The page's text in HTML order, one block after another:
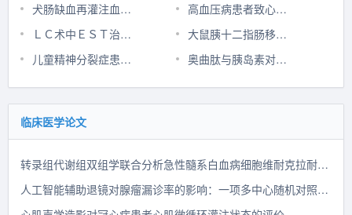
犬肠缺血再灌注血内毒素和血氧自由基的变化与肺损伤
高血压病患者致心脑血管并发症的危险因素的量化价
ＬＣ术中ＥＳＴ治疗胆囊结石合并胆总管结石的价值
大鼠胰十二指肠移植动物模型的显微外科技术改
儿童精神分裂症患者脑脊液中氨基酸神经递质的测定
奥曲肽与胰岛素对人肝癌细胞影响的体外实验研究
临床医学论文
转录组代谢组双组学联合分析急性髓系白血病细胞维耐克拉耐药的代谢机制
人工智能辅助退镜对腺瘤漏诊率的影响：一项多中心随机对照思考